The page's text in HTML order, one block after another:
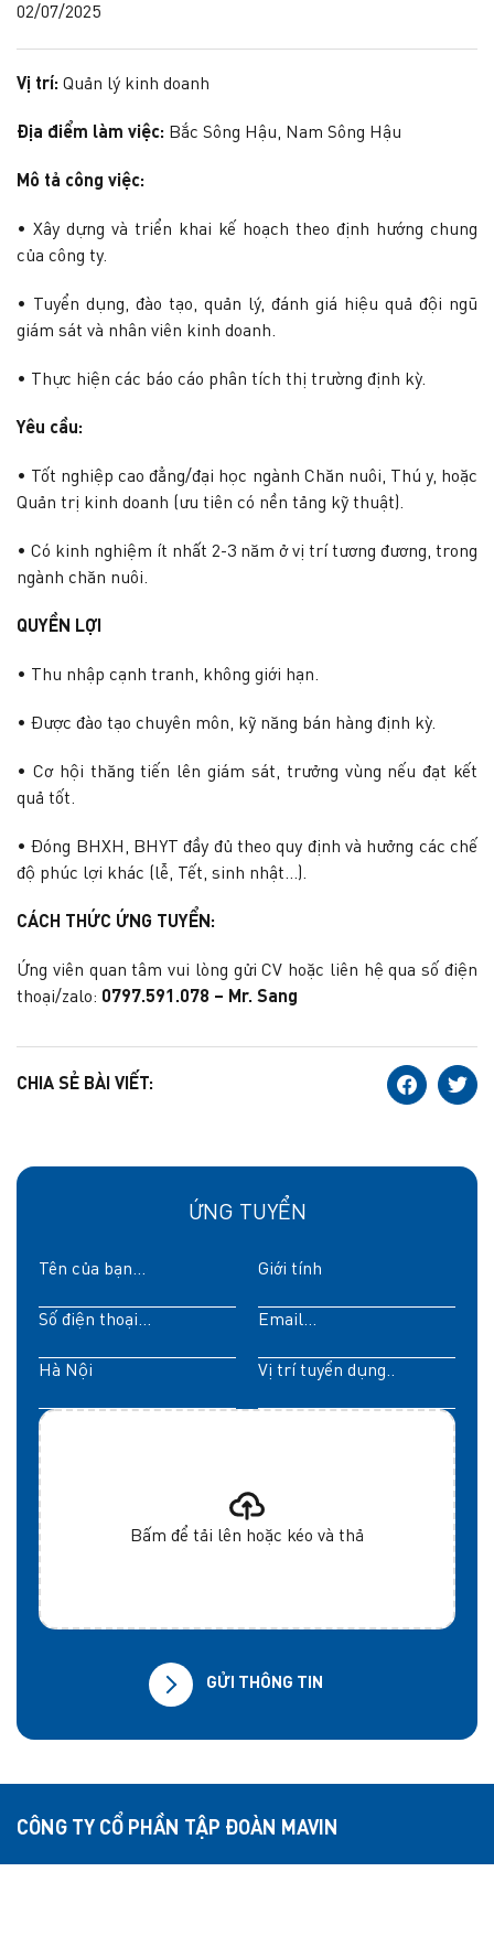
02/07/2025
Vị trí: Quản lý kinh doanh
Địa điểm làm việc: Bắc Sông Hậu, Nam Sông Hậu
Mô tả công việc:
• Xây dựng và triển khai kế hoạch theo định hướng chung
của công ty.
• Tuyển dụng, đào tạo, quản lý, đánh giá hiệu quả đội ngũ
giám sát và nhân viên kinh doanh.
• Thực hiện các báo cáo phân tích thị trường định kỳ.
Yêu cầu:
• Tốt nghiệp cao đẳng/đại học ngành Chăn nuôi, Thú y, hoặc
Quản trị kinh doanh (ưu tiên có nền tảng kỹ thuật).
• Có kinh nghiệm ít nhất 2-3 năm ở vị trí tương đương, trong
ngành chăn nuôi.
QUYỀN LỢI
• Thu nhập cạnh tranh, không giới hạn.
• Được đào tạo chuyên môn, kỹ năng bán hàng định kỳ.
• Cơ hội thăng tiến lên giám sát, trưởng vùng nếu đạt kết
quả tốt.
• Đóng BHXH, BHYT đầy đủ theo quy định và hưởng các chế
độ phúc lợi khác (lễ, Tết, sinh nhật…).
CÁCH THỨC ỨNG TUYỂN:
Ứng viên quan tâm vui lòng gửi CV hoặc liên hệ qua số điện
thoại/zalo: 0797.591.078 – Mr. Sang
CHIA SẺ BÀI VIẾT:
ỨNG TUYỂN
Bấm để tải lên hoặc kéo và thả
GỬI THÔNG TIN
CÔNG TY CỔ PHẦN TẬP ĐOÀN MAVIN